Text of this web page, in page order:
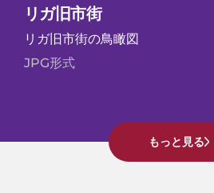
リガ旧市街
リガ旧市街の鳥瞰図
JPG形式
もっと見る